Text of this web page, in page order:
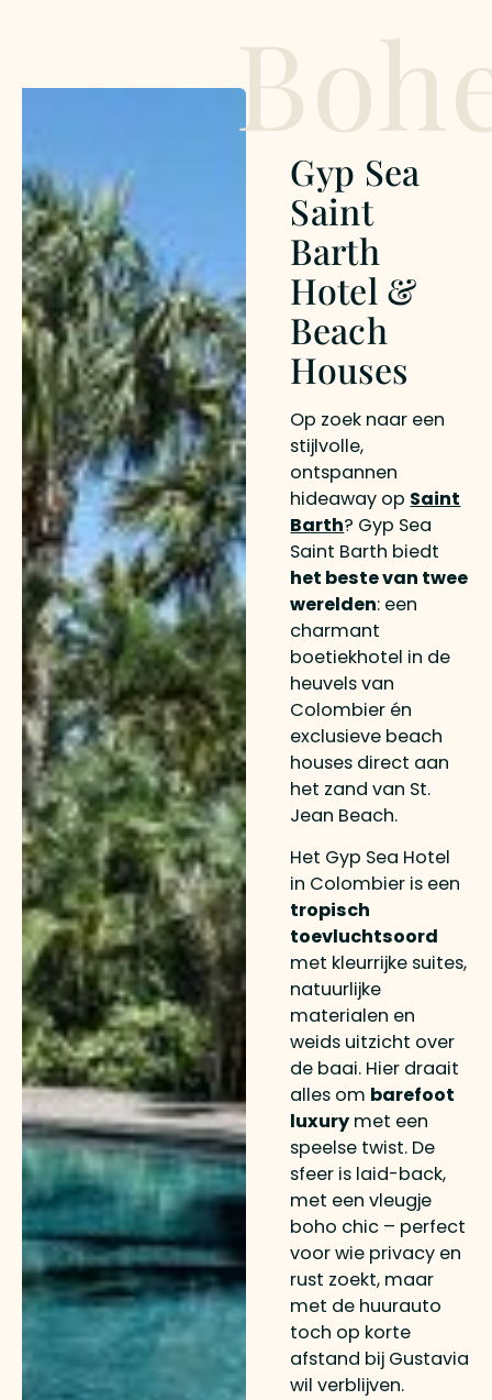
Gyp Sea
Saint
Barth
Hotel &
Beach
Houses
Op zoek naar een
stijlvolle,
ontspannen
hideaway op Saint
Barth? Gyp Sea
Saint Barth biedt
het beste van twee
werelden: een
charmant
boetiekhotel in de
heuvels van
Colombier én
exclusieve beach
houses direct aan
het zand van St.
Jean Beach.
Het Gyp Sea Hotel
in Colombier is een
tropisch
toevluchtsoord
met kleurrijke suites,
natuurlijke
materialen en
weids uitzicht over
de baai. Hier draait
alles om barefoot
luxury met een
speelse twist. De
sfeer is laid-back,
met een vleugje
boho chic – perfect
voor wie privacy en
rust zoekt, maar
met de huurauto
toch op korte
afstand bij Gustavia
wil verblijven.